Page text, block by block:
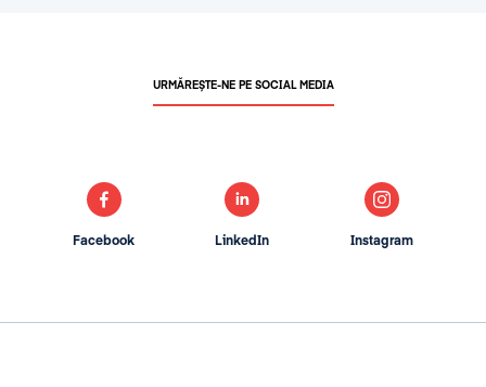
URMĂREȘTE-NE PE SOCIAL MEDIA
Facebook LinkedIn Instagram